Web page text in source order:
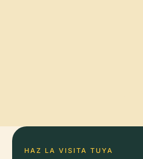
HAZ LA VISITA TUYA